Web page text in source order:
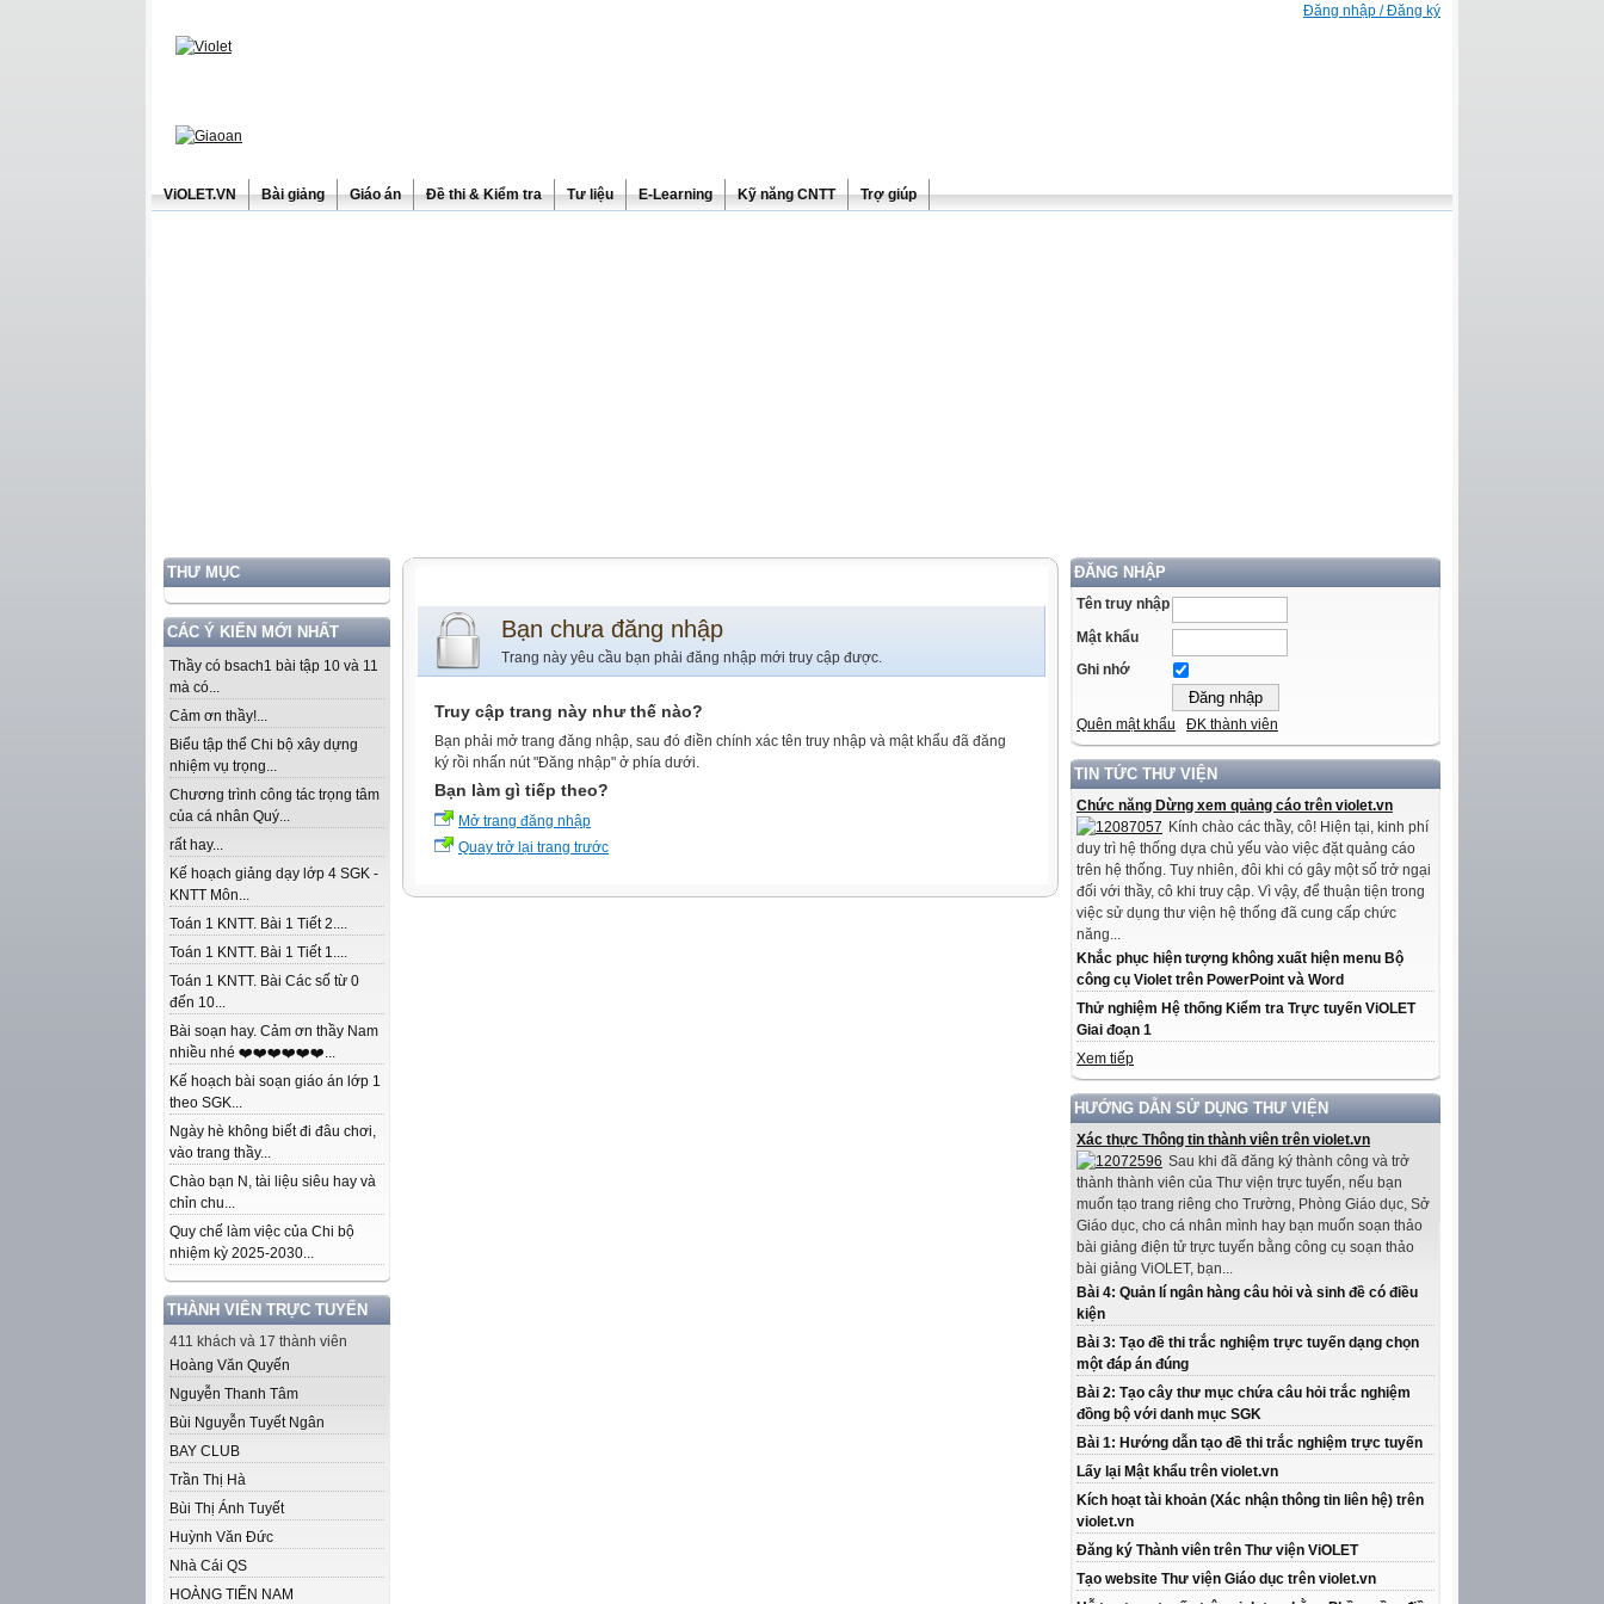
Đăng nhập / Đăng ký
ViOLET.VN Bài giảng Giáo án Đề thi & Kiểm tra Tư liệu E-Learning Kỹ năng CNTT Trợ giúp
THƯ MỤC
CÁC Ý KIẾN MỚI NHẤT
Thầy có bsach1 bài tập 10 và 11
mà có...
Cảm ơn thầy!...
Biểu tập thể Chi bộ xây dựng
nhiệm vụ trọng...
Chương trình công tác trọng tâm
của cá nhân Quý...
rất hay...
Kế hoạch giảng dạy lớp 4 SGK -
KNTT Môn...
Toán 1 KNTT. Bài 1 Tiết 2....
Toán 1 KNTT. Bài 1 Tiết 1....
Toán 1 KNTT. Bài Các số từ 0
đến 10...
Bài soạn hay. Cảm ơn thầy Nam
nhiều nhé ❤️❤️❤️❤️❤️❤️...
Kế hoạch bài soạn giáo án lớp 1
theo SGK...
Ngày hè không biết đi đâu chơi,
vào trang thầy...
Chào bạn N, tài liệu siêu hay và
chỉn chu...
Quy chế làm việc của Chi bộ
nhiệm kỳ 2025-2030...
THÀNH VIÊN TRỰC TUYẾN
411 khách và 17 thành viên
Hoàng Văn Quyến
Nguyễn Thanh Tâm
Bùi Nguyễn Tuyết Ngân
BAY CLUB
Trần Thị Hà
Bùi Thị Ánh Tuyết
Huỳnh Văn Đức
Nhà Cái QS
HOÀNG TIẾN NAM
ĐĂNG NHẬP
Tên truy nhập
Mật khẩu
Ghi nhớ
Quên mật khẩu ĐK thành viên
TIN TỨC THƯ VIỆN
Chức năng Dừng xem quảng cáo trên violet.vn
Kính chào các thầy, cô! Hiện tại, kinh phí
duy trì hệ thống dựa chủ yếu vào việc đặt quảng cáo
trên hệ thống. Tuy nhiên, đôi khi có gây một số trở ngại
đối với thầy, cô khi truy cập. Vì vậy, để thuận tiện trong
việc sử dụng thư viện hệ thống đã cung cấp chức
năng...
Khắc phục hiện tượng không xuất hiện menu Bộ
công cụ Violet trên PowerPoint và Word
Thử nghiệm Hệ thống Kiểm tra Trực tuyến ViOLET
Giai đoạn 1
Xem tiếp
HƯỚNG DẪN SỬ DỤNG THƯ VIỆN
Xác thực Thông tin thành viên trên violet.vn
Sau khi đã đăng ký thành công và trở
thành thành viên của Thư viện trực tuyến, nếu bạn
muốn tạo trang riêng cho Trường, Phòng Giáo dục, Sở
Giáo dục, cho cá nhân mình hay bạn muốn soạn thảo
bài giảng điện tử trực tuyến bằng công cụ soạn thảo
bài giảng ViOLET, bạn...
Bài 4: Quản lí ngân hàng câu hỏi và sinh đề có điều
kiện
Bài 3: Tạo đề thi trắc nghiệm trực tuyến dạng chọn
một đáp án đúng
Bài 2: Tạo cây thư mục chứa câu hỏi trắc nghiệm
đồng bộ với danh mục SGK
Bài 1: Hướng dẫn tạo đề thi trắc nghiệm trực tuyến
Lấy lại Mật khẩu trên violet.vn
Kích hoạt tài khoản (Xác nhận thông tin liên hệ) trên
violet.vn
Đăng ký Thành viên trên Thư viện ViOLET
Tạo website Thư viện Giáo dục trên violet.vn
Bạn chưa đăng nhập
Trang này yêu cầu bạn phải đăng nhập mới truy cập được.
Truy cập trang này như thế nào?
Bạn phải mở trang đăng nhập, sau đó điền chính xác tên truy nhập và mật khẩu đã đăng
ký rồi nhấn nút "Đăng nhập" ở phía dưới.
Bạn làm gì tiếp theo?
Mở trang đăng nhập
Quay trở lại trang trước